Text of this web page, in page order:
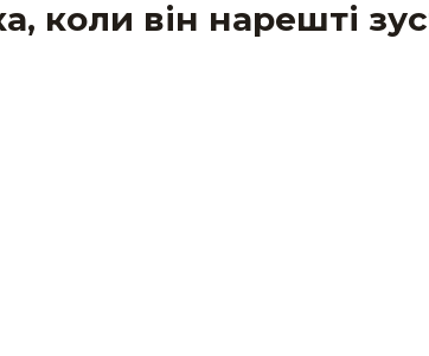
коли він нарешті